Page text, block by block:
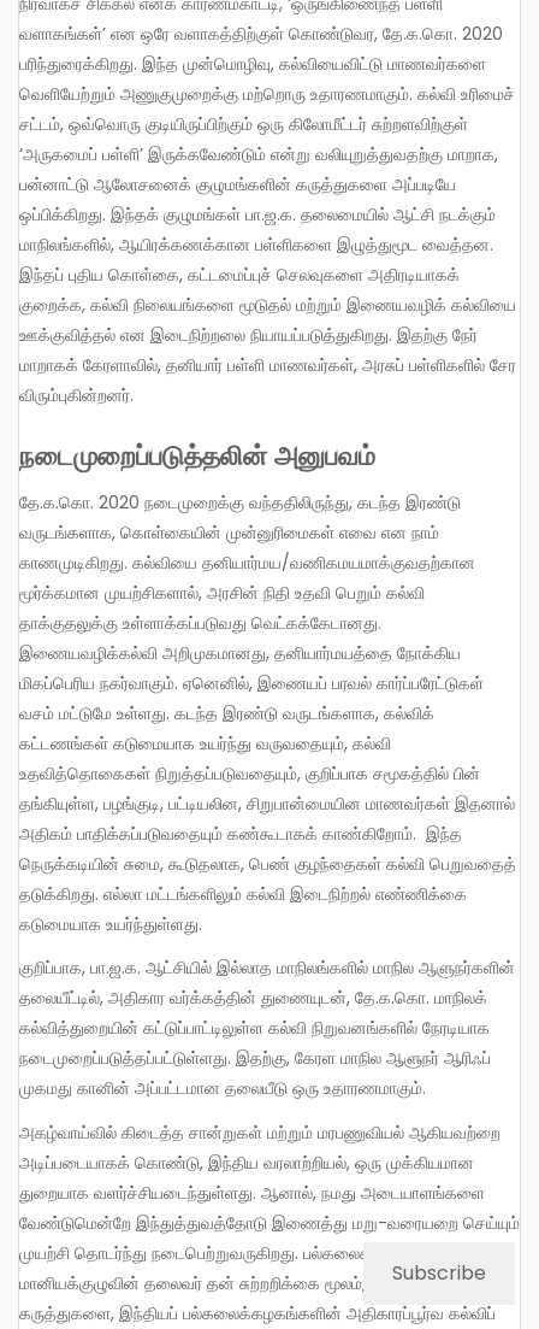
வளாகங்கள்’ என ஒரே வளாகத்திற்குள் கொண்டுவர, தே.க.கொ. 2020
பரிந்துரைக்கிறது. இந்த முன்மொழிவு, கல்வியைவிட்டு மாணவர்களை
வெளியேற்றும் அணுகுமுறைக்கு மற்றொரு உதாரணமாகும். கல்வி உரிமைச்
சட்டம், ஒவ்வொரு குடியிருப்பிற்கும் ஒரு கிலோமீட்டர் சுற்றளவிற்குள்
‘அருகமைப் பள்ளி’ இருக்கவேண்டும் என்று வலியுறுத்துவதற்கு மாறாக,
பன்னாட்டு ஆலோசனைக் குழுமங்களின் கருத்துகளை அப்படியே
ஒப்பிக்கிறது. இந்தக் குழுமங்கள் பா.ஜ.க. தலைமையில் ஆட்சி நடக்கும்
மாநிலங்களில், ஆயிரக்கணக்கான பள்ளிகளை இழுத்துமூட வைத்தன.
இந்தப் புதிய கொள்கை, கட்டமைப்புச் செலவுகளை அதிரடியாகக்
குறைக்க, கல்வி நிலையங்களை மூடுதல் மற்றும் இணையவழிக் கல்வியை
ஊக்குவித்தல் என இடைநிற்றலை நியாயப்படுத்துகிறது. இதற்கு நேர்
மாறாகக் கேரளாவில், தனியார் பள்ளி மாணவர்கள், அரசுப் பள்ளிகளில் சேர
விரும்புகின்றனர்.
நடைமுறைப்படுத்தலின் அனுபவம்
தே.க.கொ. 2020 நடைமுறைக்கு வந்ததிலிருந்து, கடந்த இரண்டு
வருடங்களாக, கொள்கையின் முன்னுரிமைகள் எவை என நாம்
காணமுடிகிறது. கல்வியை தனியார்மய/வணிகமயமாக்குவதற்கான
மூர்க்கமான முயற்சிகளால், அரசின் நிதி உதவி பெறும் கல்வி
தாக்குதலுக்கு உள்ளாக்கப்படுவது வெட்கக்கேடானது.
இணையவழிக்கல்வி அறிமுகமானது, தனியார்மயத்தை நோக்கிய
மிகப்பெரிய நகர்வாகும். ஏனெனில், இணையப் பரவல் கார்ப்பரேட்டுகள்
வசம் மட்டுமே உள்ளது. கடந்த இரண்டு வருடங்களாக, கல்விக்
கட்டணங்கள் கடுமையாக உயர்ந்து வருவதையும், கல்வி
உதவித்தொகைகள் நிறுத்தப்படுவதையும், குறிப்பாக சமூகத்தில் பின்
தங்கியுள்ள, பழங்குடி, பட்டியலின, சிறுபான்மையின மாணவர்கள் இதனால்
அதிகம் பாதிக்கப்படுவதையும் கண்கூடாகக் காண்கிறோம். இந்த
நெருக்கடியின் சுமை, கூடுதலாக, பெண் குழந்தைகள் கல்வி பெறுவதைத்
தடுக்கிறது. எல்லா மட்டங்களிலும் கல்வி இடைநிற்றல் எண்ணிக்கை
கடுமையாக உயர்ந்துள்ளது.
குறிப்பாக, பா.ஜ.க. ஆட்சியில் இல்லாத மாநிலங்களில் மாநில ஆளுநர்களின்
தலையீட்டில், அதிகார வர்க்கத்தின் துணையுடன், தே.க.கொ. மாநிலக்
கல்வித்துறையின் கட்டுப்பாட்டிலுள்ள கல்வி நிறுவனங்களில் நேரடியாக
நடைமுறைப்படுத்தப்பட்டுள்ளது. இதற்கு, கேரள மாநில ஆளுநர் ஆரிஃப்
முகமது கானின் அப்பட்டமான தலையீடு ஒரு உதாரணமாகும்.
அகழ்வாய்வில் கிடைத்த சான்றுகள் மற்றும் மரபணுவியல் ஆகியவற்றை
அடிப்படையாகக் கொண்டு, இந்திய வரலாற்றியல், ஒரு முக்கியமான
துறையாக வளர்ச்சியடைந்துள்ளது. ஆனால், நமது அடையாளங்களை
வேண்டுமென்றே இந்துத்துவத்தோடு இணைத்து மறு-வரையறை செய்யும்
முயற்சி தொடர்ந்து நடைபெற்றுவருகிறது. பல்கலைக்கழக
மானியக்குழுவின் தலைவர் தன் சுற்றறிக்கை மூலம், இந்துத்துவக்
கருத்துகளை, இந்தியப் பல்கலைக்கழகங்களின் அதிகாரப்பூர்வ கல்விப்
Subscribe